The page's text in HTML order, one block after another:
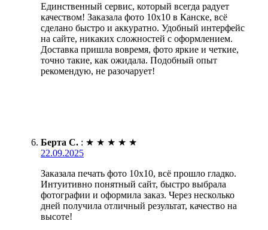
Единственный сервис, который всегда радует
качеством! Заказала фото 10х10 в Канске, всё
сделано быстро и аккуратно. Удобный интерфейс
на сайте, никаких сложностей с оформлением.
Доставка пришла вовремя, фото яркие и четкие,
точно такие, как ожидала. Подобный опыт
рекомендую, не разочарует!
Берта С. : ★ ★ ★ ★ ★
22.09.2025
Заказала печать фото 10х10, всё прошло гладко.
Интуитивно понятный сайт, быстро выбрала
фотографии и оформила заказ. Через несколько
дней получила отличный результат, качество на
высоте!